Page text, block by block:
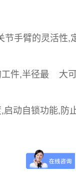
节手臂的灵活性,
工件,半径最 大
启动自锁功能,防